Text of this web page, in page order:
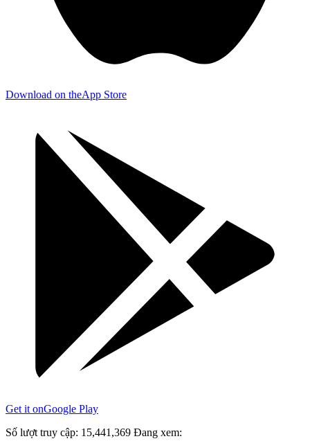
Download on theApp Store
Get it onGoogle Play
Số lượt truy cập: 15,441,369 Đang xem: